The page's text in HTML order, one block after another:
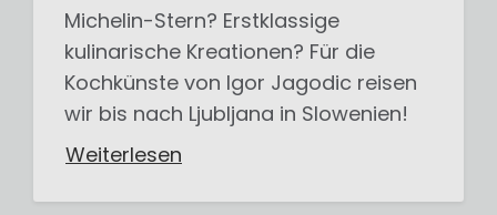
Michelin-Stern? Erstklassige
kulinarische Kreationen? Für die
Kochkünste von Igor Jagodic reisen
wir bis nach Ljubljana in Slowenien!
Weiterlesen